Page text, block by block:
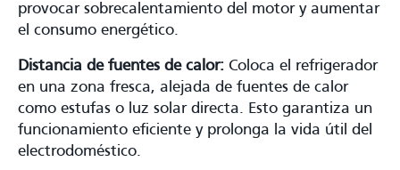
provocar sobrecalentamiento del motor y aumentar
el consumo energético.
Distancia de fuentes de calor: Coloca el refrigerador
en una zona fresca, alejada de fuentes de calor
como estufas o luz solar directa. Esto garantiza un
funcionamiento eficiente y prolonga la vida útil del
electrodoméstico.